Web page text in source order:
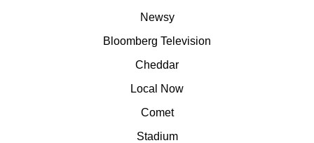
Newsy
Bloomberg Television
Cheddar
Local Now
Comet
Stadium